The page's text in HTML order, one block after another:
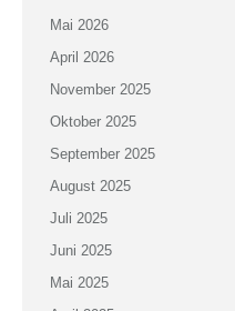
Mai 2026
April 2026
November 2025
Oktober 2025
September 2025
August 2025
Juli 2025
Juni 2025
Mai 2025